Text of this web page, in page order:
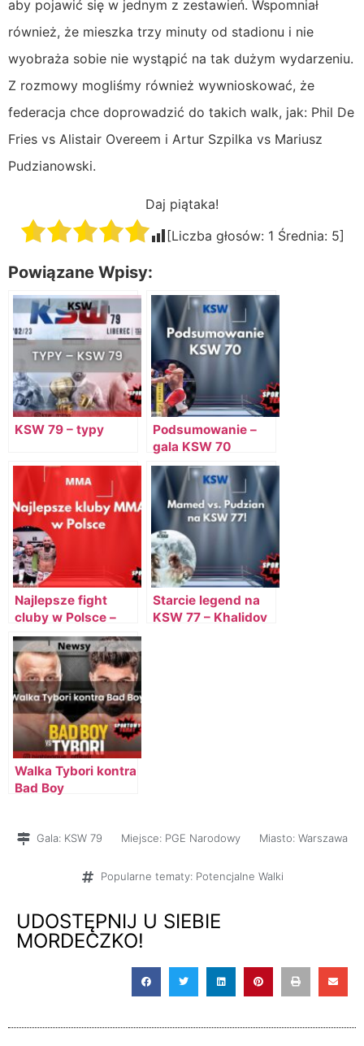
aby pojawić się w jednym z zestawień. Wspomniał
również, że mieszka trzy minuty od stadionu i nie
wyobraża sobie nie wystąpić na tak dużym wydarzeniu.
Z rozmowy mogliśmy również wywnioskować, że
federacja chce doprowadzić do takich walk, jak: Phil De
Fries vs Alistair Overeem i Artur Szpilka vs Mariusz
Pudzianowski.
Daj piątaka!
[Liczba głosów: 1 Średnia: 5]
Powiązane Wpisy:
KSW 79 – typy
Podsumowanie –
gala KSW 70
Najlepsze fight
cluby w Polsce –
ranking TOP 10
klubów MMA w
Polsce (2022)
Starcie legend na
KSW 77 – Khalidov
Walka Tybori kontra
Bad Boy
Gala: KSW 79 Miejsce: PGE Narodowy Miasto: Warszawa
Popularne tematy: Potencjalne Walki
UDOSTĘPNIJ U SIEBIE
MORDECZKO!